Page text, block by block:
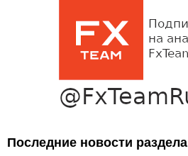
Последние новости раздела